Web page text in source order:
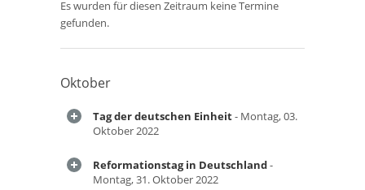
Es wurden für diesen Zeitraum keine Termine
gefunden.
Oktober
Tag der deutschen Einheit- Montag, 03.
Oktober 2022
Reformationstag in Deutschland-
Montag, 31. Oktober 2022